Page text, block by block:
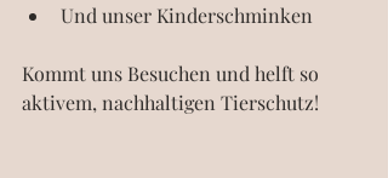
Und unser Kinderschminken
Kommt uns Besuchen und helft so
aktivem, nachhaltigen Tierschutz!